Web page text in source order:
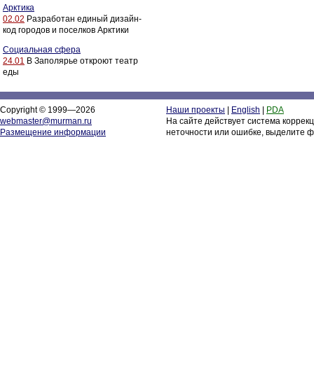
Арктика
02.02 Разработан единый дизайн-
код городов и поселков Арктики
Социальная сфера
24.01 В Заполярье откроют театр
еды
Copyright © 1999—2026
webmaster@murman.ru
Размещение информации
Наши проекты English
PDA
На сайте действует система
неточности или ошибке, выделите